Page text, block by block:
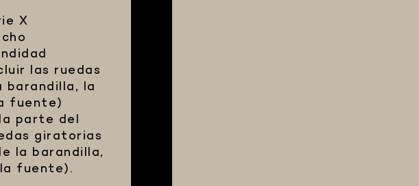
X
las ruedas
la
fuente)
parte del
giratorias
la barandilla,
fuente).